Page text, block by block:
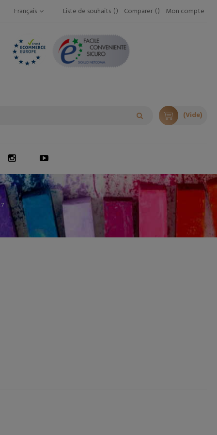
Liste de souhaits Comparer Mon compte
Français
(Vide)